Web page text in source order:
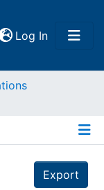
Log In(current)
Export